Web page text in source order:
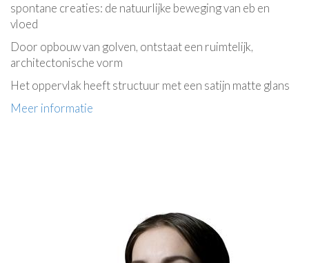
spontane creaties: de natuurlijke beweging van eb en
vloed
Door opbouw van golven, ontstaat een ruimtelijk,
architectonische vorm
Het oppervlak heeft structuur met een satijn matte glans
Meer informatie